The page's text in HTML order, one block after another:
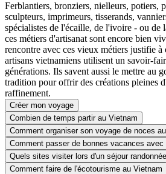
Ferblantiers, bronziers, nielleurs, potiers,
sculpteurs, imprimeurs, tisserands,
spécialistes de l'écaille, de l'ivoire - ou de
ces métiers d'artisanat sont encore bien
rencontre avec ces vieux métiers justifie
artisans vietnamiens utilisent un savoir-
générations. Ils savent aussi le mettre au
tradition pour offrir des créations pleines
raffinement.
Créer mon voyage
Combien de temps partir au Vietnam
Comment organiser son voyage de noces
Comment passer de bonnes vacances avec
Quels sites visiter lors d'un séjour
Comment faire de l'écotourisme au Vietnam